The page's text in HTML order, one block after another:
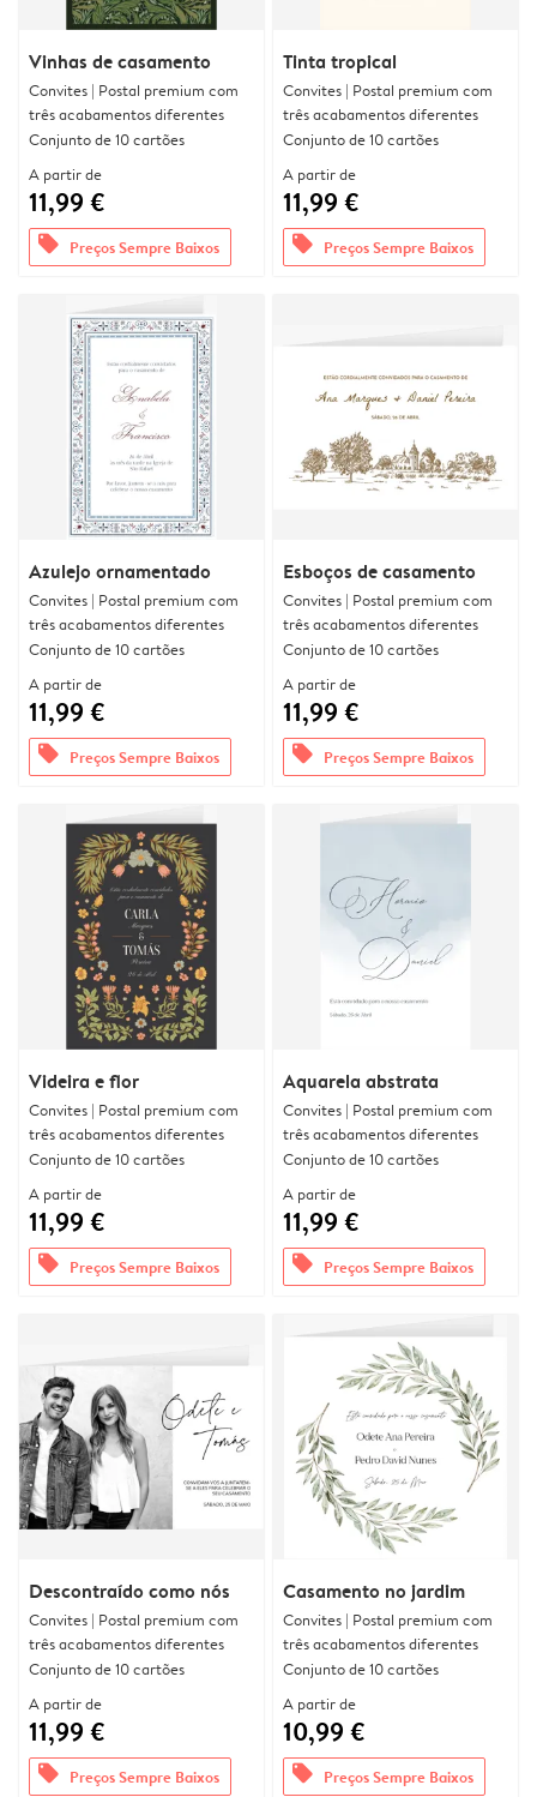
Vinhas de casamento
Convites | Postal premium com
três acabamentos diferentes
Conjunto de 10 cartões
A partir de
11,99 €
offers Preços Sempre Baixos
Tinta tropical
Convites | Postal premium com
três acabamentos diferentes
Conjunto de 10 cartões
A partir de
11,99 €
offers Preços Sempre Baixos
Azulejo ornamentado
Convites | Postal premium com
três acabamentos diferentes
Conjunto de 10 cartões
A partir de
11,99 €
offers Preços Sempre Baixos
Esboços de casamento
Convites | Postal premium com
três acabamentos diferentes
Conjunto de 10 cartões
A partir de
11,99 €
offers Preços Sempre Baixos
Videira e flor
Convites | Postal premium com
três acabamentos diferentes
Conjunto de 10 cartões
A partir de
11,99 €
offers Preços Sempre Baixos
Aquarela abstrata
Convites | Postal premium com
três acabamentos diferentes
Conjunto de 10 cartões
A partir de
11,99 €
offers Preços Sempre Baixos
Descontraído como nós
Convites | Postal premium com
três acabamentos diferentes
Conjunto de 10 cartões
A partir de
11,99 €
offers Preços Sempre Baixos
Casamento no jardim
Convites | Postal premium com
três acabamentos diferentes
Conjunto de 10 cartões
A partir de
10,99 €
offers Preços Sempre Baixos